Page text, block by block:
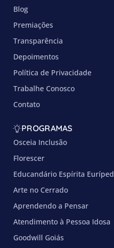
Blog
Premiações
Transparência
Depoimentos
Política de Privacidade
Trabalhe Conosco
Contato
PROGRAMAS
Osceia Inclusão
Florescer
Educandário Espírita
Arte no Cerrado
Aprendendo a Pensar
Atendimento à Pessoa Idosa
Goodwill Goiás